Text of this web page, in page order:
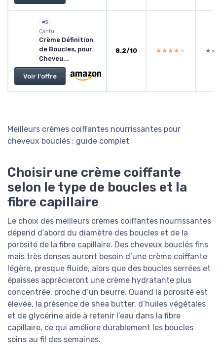
#5
Cantu
Crème Définition
de Boucles, pour
Cheveu...
Voir l'offre
8.2/10 ★★★★★
★★★★★
Meilleurs crèmes coiffantes nourrissantes pour
cheveux bouclés : guide complet
Choisir une crème coiffante
selon le type de boucles et la
fibre capillaire
Le choix des meilleurs crèmes coiffantes nourrissantes
dépend d’abord du diamètre des boucles et de la
porosité de la fibre capillaire. Des cheveux bouclés fins
mais très denses auront besoin d’une crème coiffante
légère, presque fluide, alors que des boucles serrées et
épaisses apprécieront une crème hydratante plus
concentrée, proche d’un beurre. Quand la porosité est
élevée, la présence de shea butter, d’huiles végétales
et de glycérine aide à retenir l’eau dans la fibre
capillaire, ce qui améliore durablement les boucles
soins au fil des semaines.